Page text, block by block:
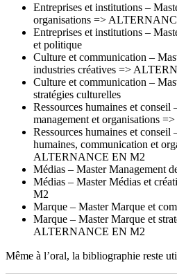
Entreprises et institutions –
organisations =>
Entreprises et institutions –
et politique
Culture et communication –
industries créatives =>
Culture et communication –
stratégies culturelles
Ressources humaines et conseil
management et organisations
Ressources humaines et conseil
humaines, communication et
ALTERNANCE EN M2
Médias – Master Management
Médias – Master Médias et
M2
Marque – Master Marque et
Marque – Master Marque et
ALTERNANCE EN M2
Même à l’oral, la bibliographie reste